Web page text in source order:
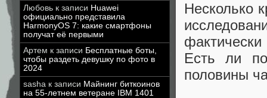
Любовь к записи Huawei
официально представила
HarmonyOS 7: какие смартфоны
получат её первыми
Артем к записи Бесплатные боты,
чтобы раздеть девушку по фото в
2024
sasha к записи Майнинг биткоинов
на 55-летнем ветеране IBM 1401
Несколько
Есть ли
половины